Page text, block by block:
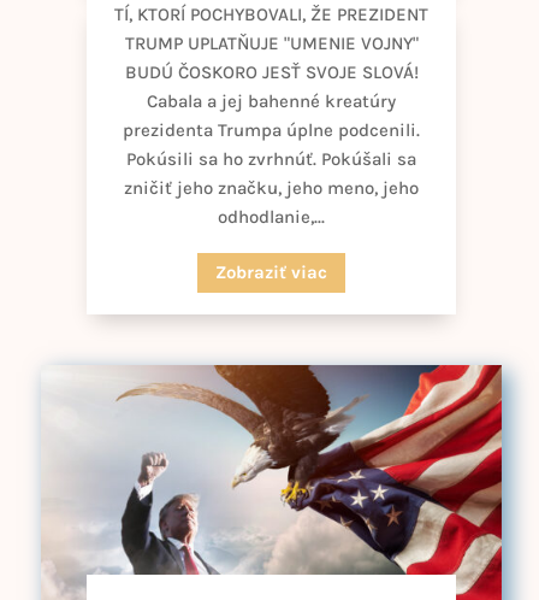
TÍ, KTORÍ POCHYBOVALI, ŽE PREZIDENT
TRUMP UPLATŇUJE "UMENIE VOJNY"
BUDÚ ČOSKORO JESŤ SVOJE SLOVÁ!
Cabala a jej bahenné kreatúry
prezidenta Trumpa úplne podcenili.
Pokúsili sa ho zvrhnúť. Pokúšali sa
zničiť jeho značku, jeho meno, jeho
odhodlanie,...
Zobraziť viac